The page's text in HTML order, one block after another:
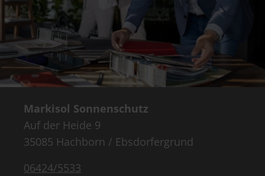
Markisol Sonnenschutz
Auf der Heide 9
35085 Hachborn / Ebsdorfergrund
06424/5533